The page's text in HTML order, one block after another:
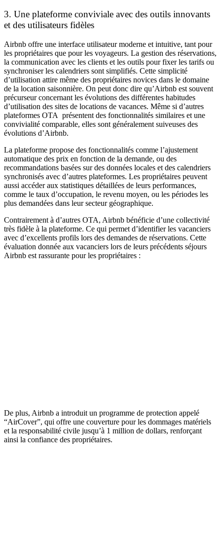
3. Une plateforme conviviale avec des outils innovants
et des utilisateurs fidèles
Airbnb offre une interface utilisateur moderne et intuitive, tant pour
les propriétaires que pour les voyageurs. La gestion des réservations,
la communication avec les clients et les outils pour fixer les tarifs ou
synchroniser les calendriers sont simplifiés. Cette simplicité
d’utilisation attire même des propriétaires novices dans le domaine
de la location saisonnière. On peut donc dire qu’Airbnb est souvent
précurseur concernant les évolutions des différentes habitudes
d’utilisation des sites de locations de vacances. Même si d’autres
plateformes OTA présentent des fonctionnalités similaires et une
convivialité comparable, elles sont généralement suiveuses des
évolutions d’Airbnb.
La plateforme propose des fonctionnalités comme l’ajustement
automatique des prix en fonction de la demande, ou des
recommandations basées sur des données locales et des calendriers
synchronisés avec d’autres plateformes. Les propriétaires peuvent
aussi accéder aux statistiques détaillées de leurs performances,
comme le taux d’occupation, le revenu moyen, ou les périodes les
plus demandées dans leur secteur géographique.
Contrairement à d’autres OTA, Airbnb bénéficie d’une collectivité
très fidèle à la plateforme. Ce qui permet d’identifier les vacanciers
avec d’excellents profils lors des demandes de réservations. Cette
évaluation donnée aux vacanciers lors de leurs précédents séjours
Airbnb est rassurante pour les propriétaires :
De plus, Airbnb a introduit un programme de protection appelé
“AirCover”, qui offre une couverture pour les dommages matériels
et la responsabilité civile jusqu’à 1 million de dollars, renforçant
ainsi la confiance des propriétaires.